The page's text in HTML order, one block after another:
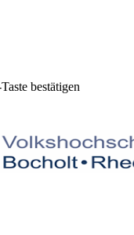
bestätigen